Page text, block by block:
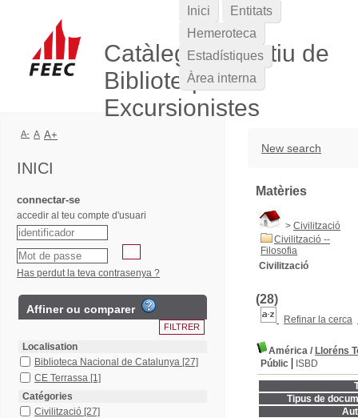
Catàleg Col·lectiu de
Biblioteques
Excursionistes
New search
Matèries
> Civilització
Civilització --
Filosofia
Civilització
(28)
Refinar la cerca
América / Lloréns
Públic
ISBD
Tipus de
Inici
Entitats
Hemeroteca
Estadístiques
Àrea interna
A- A A+
INICI
connectar-se
accedir al teu compte d'usuari
Has perdut la teva contrasenya ?
Affiner ou comparer
Localisation
Biblioteca Nacional de Catalunya [27]
CE Terrassa [1]
Catégories
Civilització [27]